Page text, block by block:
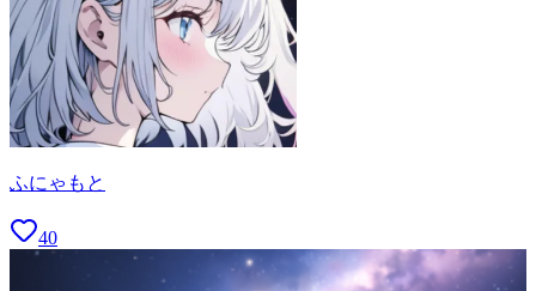
ふにゃもと
40